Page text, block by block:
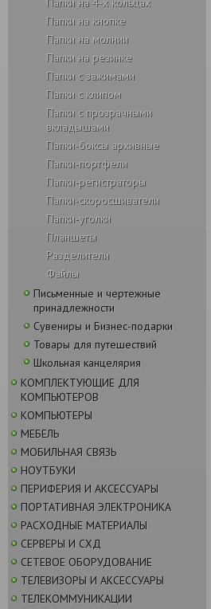
Папки на кнопке
Папки на молнии
Папки на резинке
Папки с зажимами
Папки с клипом
Папки с прозрачными
вкладышами
Папки-боксы архивные
Папки-портфели
Папки-регистраторы
Папки-скоросшиватели
Папки-уголки
Планшеты
Разделители
Файлы
Письменные и чертежные
принадлежности
Сувениры и Бизнес-подарки
Товары для путешествий
Школьная канцелярия
КОМПЛЕКТУЮЩИЕ ДЛЯ
КОМПЬЮТЕРОВ
КОМПЬЮТЕРЫ
МЕБЕЛЬ
МОБИЛЬНАЯ СВЯЗЬ
НОУТБУКИ
ПЕРИФЕРИЯ И АКСЕССУАРЫ
ПОРТАТИВНАЯ ЭЛЕКТРОНИКА
РАСХОДНЫЕ МАТЕРИАЛЫ
СЕРВЕРЫ И СХД
СЕТЕВОЕ ОБОРУДОВАНИЕ
ТЕЛЕВИЗОРЫ И АКСЕССУАРЫ
ТЕЛЕКОММУНИКАЦИИ